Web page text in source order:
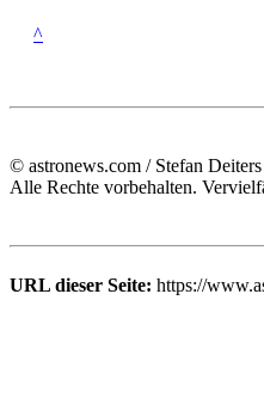
^
© astronews.com / Stefan
Alle Rechte vorbehalten.
URL dieser Seite: https://